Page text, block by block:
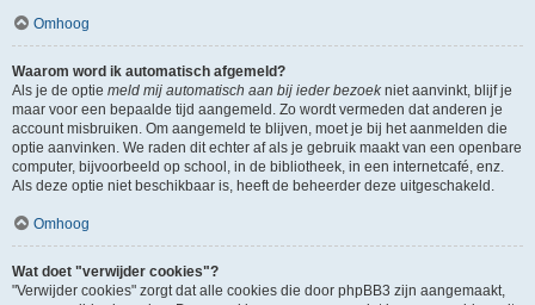
Omhoog
Waarom word ik automatisch afgemeld?
Als je de optie meld mij automatisch aan bij ieder bezoekniet aanvinkt, blijf je
maar voor een bepaalde tijd aangemeld. Zo wordt vermeden dat anderen je
account misbruiken. Om aangemeld te blijven, moet je bij het aanmelden die
optie aanvinken. We raden dit echter af als je gebruik maakt van een openbare
computer, bijvoorbeeld op school, in de bibliotheek, in een internetcafé, enz.
Als deze optie niet beschikbaar is, heeft de beheerder deze uitgeschakeld.
Omhoog
Wat doet "verwijder cookies"?
"Verwijder cookies" zorgt dat alle cookies die door phpBB3 zijn aangemaakt,